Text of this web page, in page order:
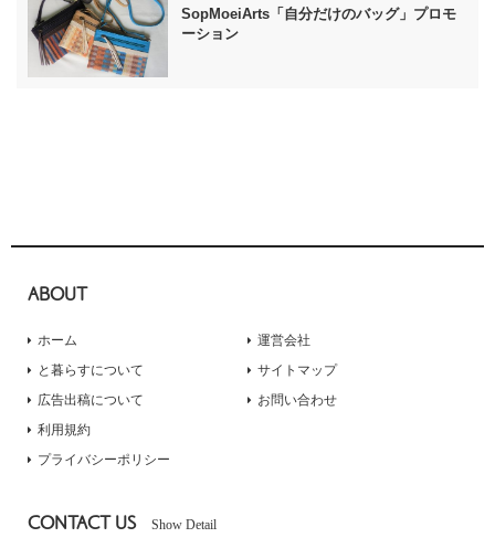
SopMoeiArts「自分だけのバッグ」プロモ
ーション
ABOUT
ホーム
と暮らすについて
広告出稿について
運営会社
サイトマップ
お問い合わせ
利用規約
プライバシーポリシー
CONTACT US Show Detail